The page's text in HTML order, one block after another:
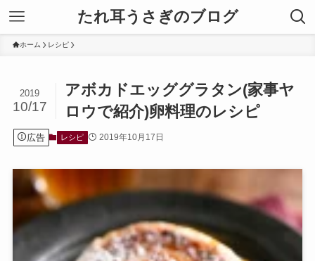
たれ耳うさぎのブログ
ホーム レシピ
アボカドエッググラタン(家事ヤ
ロウで紹介)卵料理のレシピ
2019
10/17
広告 レシピ 2019年10月17日